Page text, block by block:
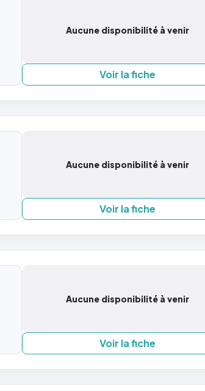
Aucune disponibilité à venir
Voir la fiche
Aucune disponibilité à venir
Voir la fiche
Aucune disponibilité à venir
Voir la fiche